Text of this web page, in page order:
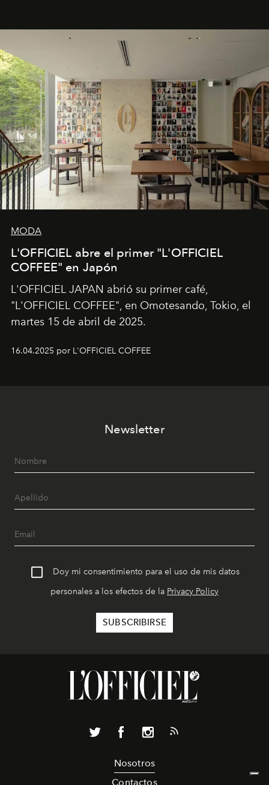
MODA
L'OFFICIEL abre el primer "L'OFFICIEL
COFFEE" en Japón
L'OFFICIEL JAPAN abrió su primer café,
"L'OFFICIEL COFFEE", en Omotesando, Tokio, el
martes 15 de abril de 2025.
16.04.2025 por L'OFFICIEL COFFEE
Newsletter
Doy mi consentimiento para el uso de mis datos
personales a los efectos de la Privacy Policy
Nosotros
Contactos